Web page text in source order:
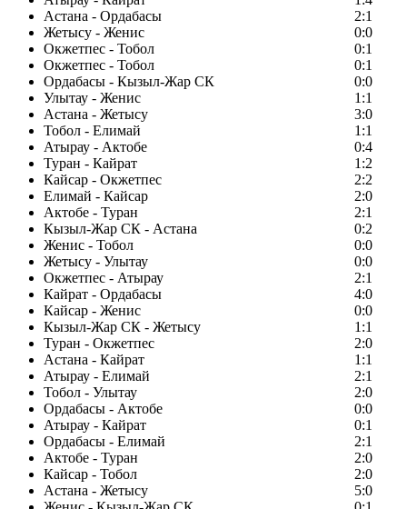
Астана - Ордабасы
2:1
Жетысу - Женис
0:0
Окжетпес - Тобол
0:1
Окжетпес - Тобол
0:1
Ордабасы - Кызыл-Жар СК
0:0
Улытау - Женис
1:1
Астана - Жетысу
3:0
Тобол - Елимай
1:1
Атырау - Актобе
0:4
Туран - Кайрат
1:2
Кайсар - Окжетпес
2:2
Елимай - Кайсар
2:0
Актобе - Туран
2:1
Кызыл-Жар СК - Астана
0:2
Женис - Тобол
0:0
Жетысу - Улытау
0:0
Окжетпес - Атырау
2:1
Кайрат - Ордабасы
4:0
Кайсар - Женис
0:0
Кызыл-Жар СК - Жетысу
1:1
Туран - Окжетпес
2:0
Астана - Кайрат
1:1
Атырау - Елимай
2:1
Тобол - Улытау
2:0
Ордабасы - Актобе
0:0
Атырау - Кайрат
0:1
Ордабасы - Елимай
2:1
Актобе - Туран
2:0
Кайсар - Тобол
2:0
Астана - Жетысу
5:0